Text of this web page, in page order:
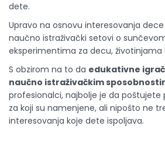
dete.
Upravo na osnovu interesovanja
naučno istraživački setovi o
eksperimentima za decu, životinjama
S obzirom na to da edukativne
naučno istraživačkim
profesionalci, najbolje je da poštujete
za koji su namenjene, ali nipošto ne
interesovanja koje dete ispoljava.